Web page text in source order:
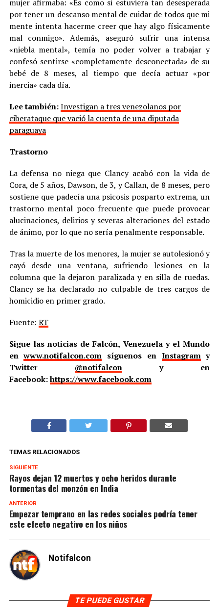
mujer afirmaba: «Es como si estuviera tan desesperada
por tener un descanso mental de cuidar de todos que mi
mente intenta hacerme creer que hay algo físicamente
mal conmigo». Además, aseguró sufrir una intensa
«niebla mental», temía no poder volver a trabajar y
confesó sentirse «completamente desconectada» de su
bebé de 8 meses, al tiempo que decía actuar «por
inercia» cada día.
Lee también:Investigan a tres venezolanos por
ciberataque que vació la cuenta de una diputada
paraguaya
Trastorno
La defensa no niega que Clancy acabó con la vida de
Cora, de 5 años, Dawson, de 3, y Callan, de 8 meses, pero
sostiene que padecía una psicosis posparto extrema, un
trastorno mental poco frecuente que puede provocar
alucinaciones, delirios y severas alteraciones del estado
de ánimo, por lo que no sería penalmente responsable.
Tras la muerte de los menores, la mujer se autolesionó y
cayó desde una ventana, sufriendo lesiones en la
columna que la dejaron paralizada y en silla de ruedas.
Clancy se ha declarado no culpable de tres cargos de
homicidio en primer grado.
Fuente: RT
Sigue las noticias de Falcón, Venezuela y el Mundo
enwww.notifalcon.com síguenos en Instagramy
Twitter @notifalcony en
Facebook:https://www.facebook.com
TEMAS RELACIONADOS
SIGUIENTE
Rayos dejan 12 muertos y ocho heridos durante
tormentas del monzón en India
ANTERIOR
Empezar temprano en las redes sociales podría tener
este efecto negativo en los niños
Notifalcon
TE PUEDE GUSTAR